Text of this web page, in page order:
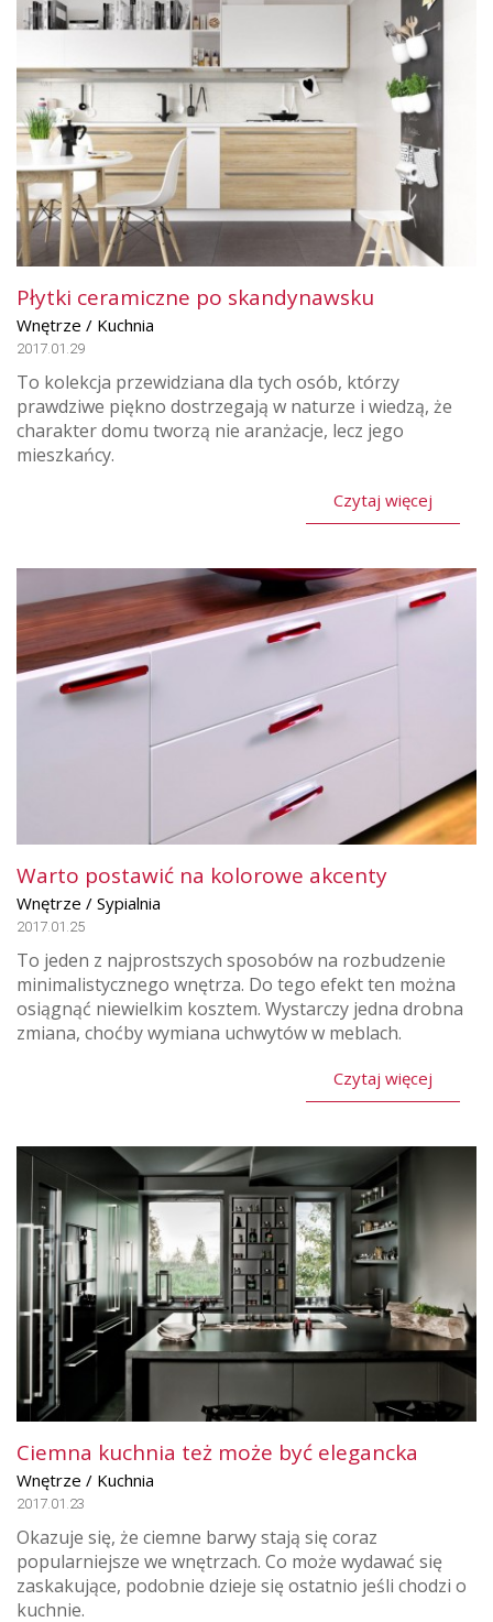
Płytki ceramiczne po skandynawsku
Wnętrze / Kuchnia
2017.01.29
To kolekcja przewidziana dla tych osób, którzy
prawdziwe piękno dostrzegają w naturze i wiedzą, że
charakter domu tworzą nie aranżacje, lecz jego
mieszkańcy.
Czytaj więcej
Warto postawić na kolorowe akcenty
Wnętrze / Sypialnia
2017.01.25
To jeden z najprostszych sposobów na rozbudzenie
minimalistycznego wnętrza. Do tego efekt ten można
osiągnąć niewielkim kosztem. Wystarczy jedna drobna
zmiana, choćby wymiana uchwytów w meblach.
Czytaj więcej
Ciemna kuchnia też może być elegancka
Wnętrze / Kuchnia
2017.01.23
Okazuje się, że ciemne barwy stają się coraz
popularniejsze we wnętrzach. Co może wydawać się
zaskakujące, podobnie dzieje się ostatnio jeśli chodzi o
kuchnie.